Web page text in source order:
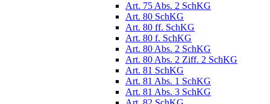
Art. 75 Abs. 2 SchKG
Art. 80 SchKG
Art. 80 ff. SchKG
Art. 80 f. SchKG
Art. 80 Abs. 2 SchKG
Art. 80 Abs. 2 Ziff. 2 SchKG
Art. 81 SchKG
Art. 81 Abs. 1 SchKG
Art. 81 Abs. 3 SchKG